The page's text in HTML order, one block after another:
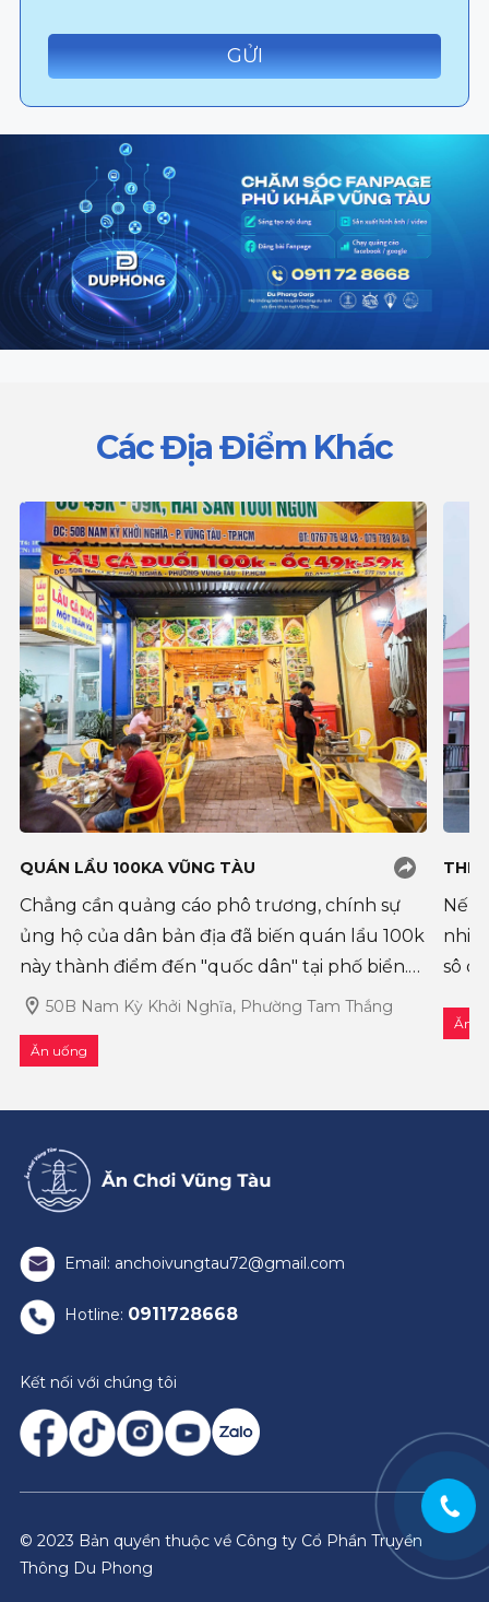
Các Địa Điểm Khác
QUÁN LẨU 100KA VŨNG TÀU
Chẳng cần quảng cáo phô trương, chính sự
ủng hộ của dân bản địa đã biến quán lẩu 100k
này thành điểm đến "quốc dân" tại phố biển.
Trong bài viết hôm nay, Ăn Chơi Vũng Tàu sẽ
50B Nam Kỳ Khởi Nghĩa, Phường Tam Thắng
Ăn uống
THE
Nếu
sô
Ăn
Email: anchoivungtau72@gmail.com
Hotline: 0911728668
Kết nối với chúng tôi
© 2023 Bản quyền thuộc về Công ty Cổ Phần Truyền
Thông Du Phong